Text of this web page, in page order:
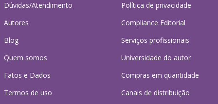
Dúvidas/Atendimento
Autores
Blog
Quem somos
Fatos e Dados
Termos de uso
Política de privacidade
Compliance Editorial
Serviços profissionais
Universidade do autor
Compras em quantidade
Canais de distribuição